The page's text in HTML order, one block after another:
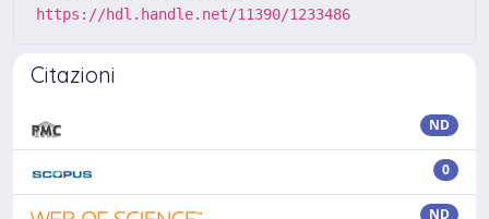
https://hdl.handle.net/11390/1233486
Citazioni
ND
0
ND